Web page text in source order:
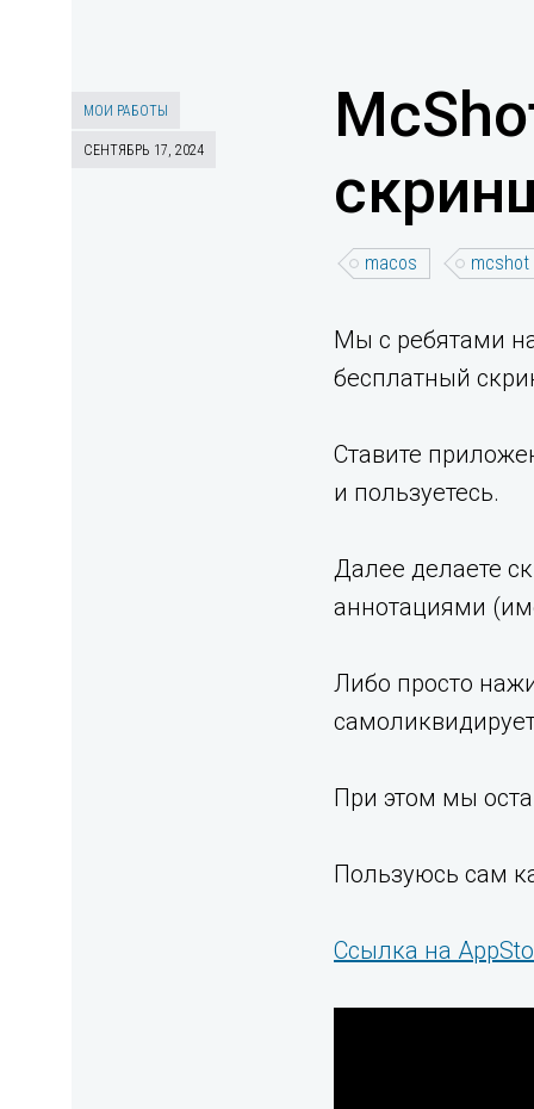
МОИ РАБОТЫ
СЕНТЯБРЬ 17, 2024
macos mcshot
Мы с ребятами
бесплатный
Ставите
и пользуетесь.
Далее делаете
аннотациями
Либо просто
При этом мы
Пользуюсь сам
Ссылка на